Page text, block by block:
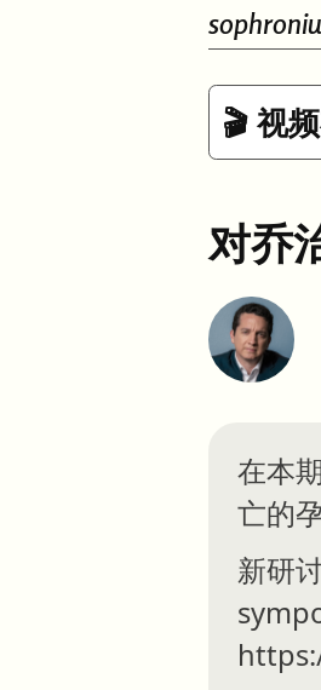
🎬 视
对乔
在本
亡的
新研